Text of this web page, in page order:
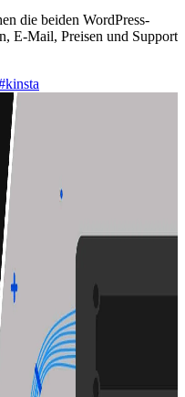
die beiden WordPress-
E-Mail, Preisen und Support